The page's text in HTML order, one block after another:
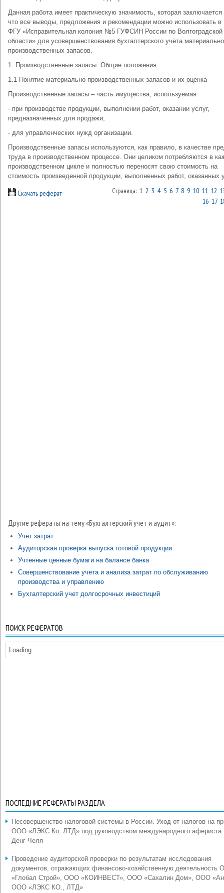
Данная работа имеет практическую значимость, которая
что все выводы, предложения и рекомендации можно использовать
ФГУ «Исправительная колония №5 ГУФСИН России по Волгоградской
области» для усовершенствования бухгалтерского учёта
производственных запасов.
1. Производственные запасы. Общие положения
1.1 Понятие материально-производственных запасов и их оценка
Производственные запасы – часть имущества, используемая:
- при производстве продукции, выполнении работ, оказании услуг,
предназначенных для продажи;
- для управленческих нужд организации.
Производственные запасы используются, как правило, в качестве
труда в производственном процессе. Они целиком потребляются в
производственном цикле и полностью переносят свою стоимость на
стоимость произведенной продукции, выполненных работ, оказанных
Скачать реферат Страница: 1 2 3 4 5 6 7 8 9 10 11 12
16 17
Другие рефераты на тему «Бухгалтерский учет и аудит»:
Учет затрат
Аудиторская проверка выпуска готовой продукции
Учтенные ценные бумаги на балансе банка
Совершенствование учета и анализа затрат по обслуживанию
производства и управлению
Бухгалтерский учет долгосрочных инвестиций
ПОИСК РЕФЕРАТОВ
Loading
ПОСЛЕДНИЕ РЕФЕРАТЫ РАЗДЕЛА
Несовершенство налоговой системы в России. Уход от налогов на
ООО «ЛЭКС Ко. ЛТД» под руководством международного
Денг Челя
Проведение аудиторской проверки по результатам исследования
документов, отражающих финансово-хозяйственную деятельность
«Глобал Строй», ООО «КОИНВЕСТ», ООО «Сахалин Дом», ООО
ООО «ЛЭКС КО., ЛТД»